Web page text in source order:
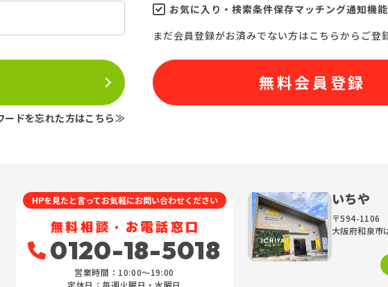
ードを忘れた方はこちら≫
お気に入り・検索条件保存マッチング通知機能
まだ会員登録がお済みでない方はこちらからご登
無料会員登録
HPを見たと言ってお気軽にお問い合わせください
無料相談・お電話窓口
0120-18-5018
営業時間：10:00〜19:00
いちや
〒594-1106
大阪府和泉市